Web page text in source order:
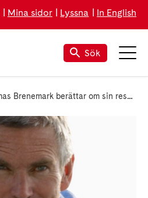
Mina sidor Lyssna In English
Sök
Thomas Brenemark berättar om sin resa när han fick TBE